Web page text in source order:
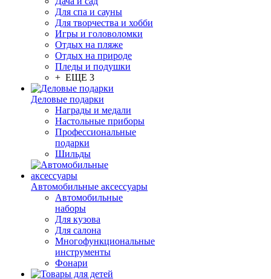
Для спа и сауны
Для творчества и хобби
Игры и головоломки
Отдых на пляже
Отдых на природе
Пледы и подушки
+ ЕЩЕ 3
Деловые подарки
Награды и медали
Настольные приборы
Профессиональные
подарки
Шильды
Автомобильные аксессуары
Автомобильные
наборы
Для кузова
Для салона
Многофункциональные
инструменты
Фонари